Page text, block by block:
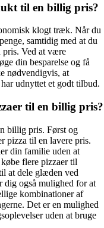
til en billig pris?
klogt træk. Når du
samtidig med at du
pris. Ved at være
din besparelse og få
nødvendigvis, at
udnyttet et godt tilbud.
til en billig pris?
billig pris. Først og
pizza til en lavere pris.
din familie uden at
flere pizzaer til
at dele glæden ved
dig også mulighed for at
kombinationer af
Det er en mulighed
uden at bruge